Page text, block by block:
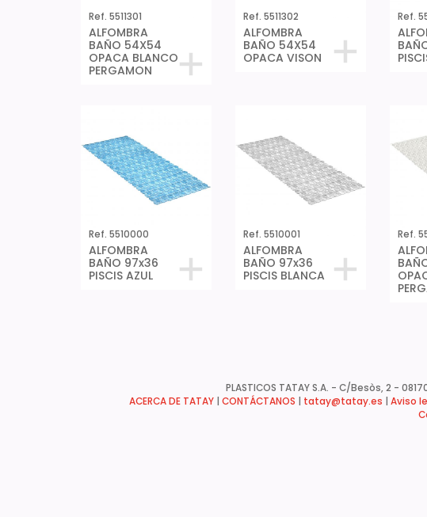
Ref. 5511301
ALFOMBRA
BAÑO 54X54
OPACA BLANCO
PERGAMON
Ref. 5511302
ALFOMBRA
BAÑO 54X54
OPACA VISON
Ref.
Ref. 5510000
ALFOMBRA
BAÑO 97x36
PISCIS AZUL
Ref. 5510001
ALFOMBRA
BAÑO 97x36
PISCIS BLANCA
Ref.
PLASTICOS TATAY S.A. - C/Besòs, 2 -
ACERCA DE TATAY
CONTÁCTANOS tatay@tatay.es Aviso